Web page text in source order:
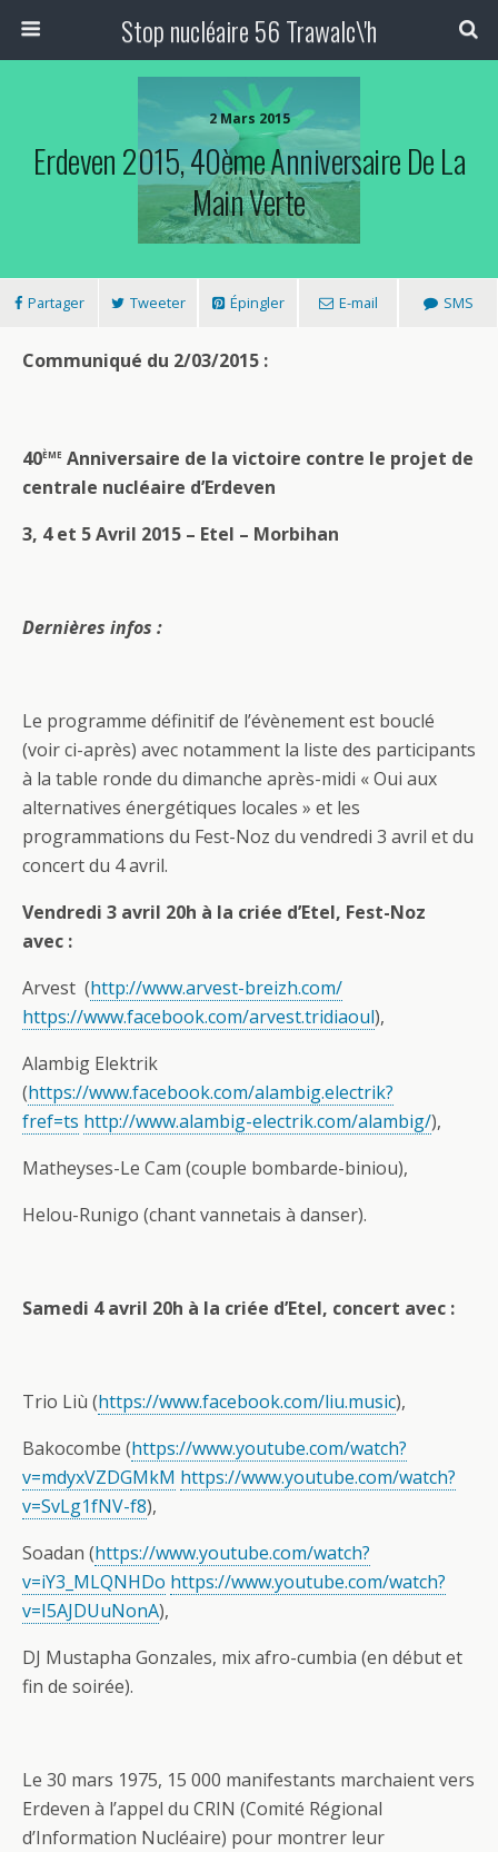
Stop nucléaire 56 Trawalc\'h
2 Mars 2015
Erdeven 2015, 40ème Anniversaire De La
Main Verte
Partager Tweeter Épingler E-mail SMS
Communiqué du 2/03/2015 :
40ème Anniversaire de la victoire contre le projet de
centrale nucléaire d’Erdeven
3, 4 et 5 Avril 2015 – Etel – Morbihan
Dernières infos :
Le programme définitif de l’évènement est bouclé
(voir ci-après) avec notamment la liste des participants
à la table ronde du dimanche après-midi « Oui aux
alternatives énergétiques locales » et les
programmations du Fest-Noz du vendredi 3 avril et du
concert du 4 avril.
Vendredi 3 avril 20h à la criée d’Etel, Fest-Noz
avec :
Arvest (http://www.arvest-breizh.com/
https://www.facebook.com/arvest.tridiaoul),
Alambig Elektrik
(https://www.facebook.com/alambig.electrik?
fref=ts http://www.alambig-electrik.com/alambig/),
Matheyses-Le Cam (couple bombarde-biniou),
Helou-Runigo (chant vannetais à danser).
Samedi 4 avril 20h à la criée d’Etel, concert avec :
Trio Liù (https://www.facebook.com/liu.music),
Bakocombe (https://www.youtube.com/watch?
v=mdyxVZDGMkM https://www.youtube.com/watch?
v=SvLg1fNV-f8),
Soadan (https://www.youtube.com/watch?
v=iY3_MLQNHDo https://www.youtube.com/watch?
v=I5AJDUuNonA),
DJ Mustapha Gonzales, mix afro-cumbia (en début et
fin de soirée).
Le 30 mars 1975, 15 000 manifestants marchaient vers
Erdeven à l’appel du CRIN (Comité Régional
d’Information Nucléaire) pour montrer leur